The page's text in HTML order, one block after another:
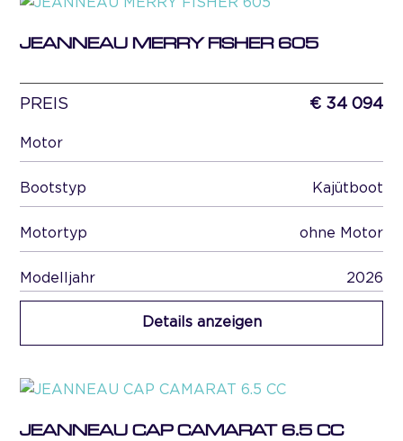
JEANNEAU MERRY FISHER 605
PREIS € 34 094
Motor
Bootstyp Kajütboot
Motortyp ohne Motor
Modelljahr 2026
Details anzeigen
JEANNEAU CAP CAMARAT 6.5 CC